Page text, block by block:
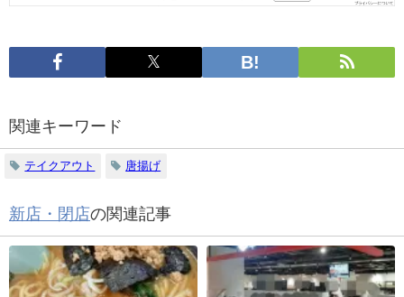
関連キーワード
テイクアウト 唐揚げ
新店・閉店の関連記事